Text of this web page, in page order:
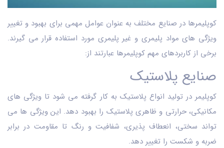
کوپلیمرها در صنایع مختلف به عنوان عوامل مهمی برای بهبود و تغییر
ویژگی‌ های مواد پلیمری و غیر پلیمری مورد استفاده قرار می ‌گیرند.
برخی از کاربردهای مهم کوپلیمرها عبارتند از:
صنایع پلاستیک
کوپلیمر در تولید انواع پلاستیک به کار گرفته می شود تا ویژگی ‌های
مکانیکی، حرارتی و ظاهری پلاستیک را بهبود دهد. این ویژگی ‌ها می
‌تواند سختی، انعطاف ‌پذیری، شفافیت و رنگ تا مقاومت در برابر
ضربه و شکست را تغییر دهد.